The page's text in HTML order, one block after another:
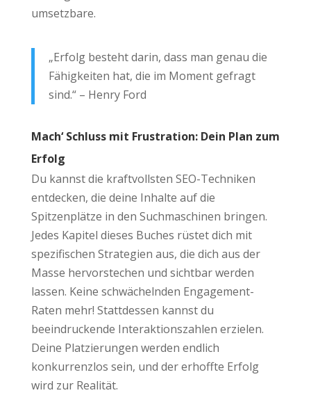
umsetzbare.
„Erfolg besteht darin, dass man genau die
Fähigkeiten hat, die im Moment gefragt
sind.“ – Henry Ford
Mach‘ Schluss mit Frustration: Dein Plan zum
Erfolg
Du kannst die kraftvollsten SEO-Techniken
entdecken, die deine Inhalte auf die
Spitzenplätze in den Suchmaschinen bringen.
Jedes Kapitel dieses Buches rüstet dich mit
spezifischen Strategien aus, die dich aus der
Masse hervorstechen und sichtbar werden
lassen. Keine schwächelnden Engagement-
Raten mehr! Stattdessen kannst du
beeindruckende Interaktionszahlen erzielen.
Deine Platzierungen werden endlich
konkurrenzlos sein, und der erhoffte Erfolg
wird zur Realität.